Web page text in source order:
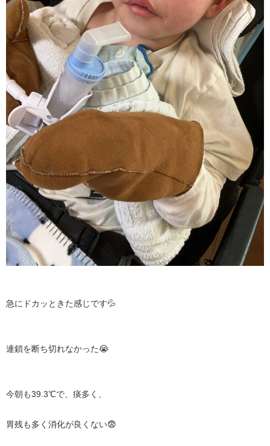
急にドカッときた感じです💦
連鎖を断ち切れなかった😭
今朝も39.3℃で、痰多く、
胃残も多く消化が良くない😨